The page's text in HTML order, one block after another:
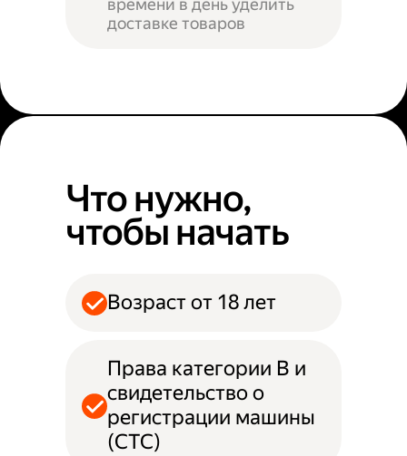
доставке товаров
Что нужно,
чтобы начать
Возраст от 18 лет
Права категории B и
свидетельство о
регистрации машины
(СТС)